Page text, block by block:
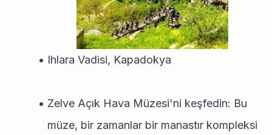
Ihlara Vadisi, Kapadokya
Zelve Açık Hava Müzesi'ni keşfedin: Bu
müze, bir zamanlar bir manastır kompleksi